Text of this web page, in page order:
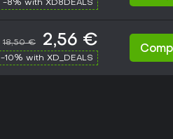
-8% with XD8DEALS
18,50 € 2,56 €
-10% with XD_DEALS